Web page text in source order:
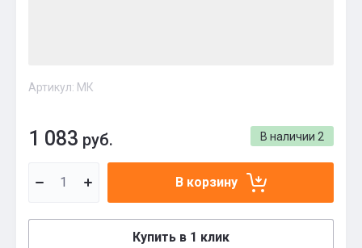
Артикул: МК
В наличии 2
1 083 руб.
В корзину
Купить в 1 клик